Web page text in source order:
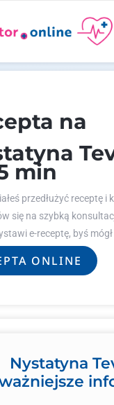
na
min
przedłużyć receptę i
się na szybką
e-receptę, byś
ONLINE
Nystatyna